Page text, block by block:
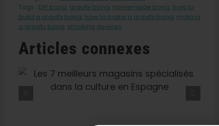
a
par
Tags : DIY bong, gravity bong, homemade bong, how to
build a gravity bong, how to make a gravity bong, making
a gravity bong, smoking devices
Articles connexes
Les 9 Meilleurs Cafés
D'Amsterdam